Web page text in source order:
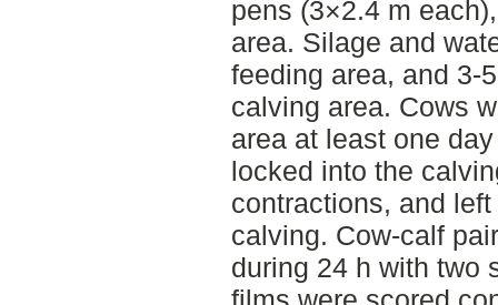
pens (3×2.4 m
area. Silage and
feeding area, and 3-
calving area. Cows
area at least one
locked into the
contractions, and
calving. Cow-calf
during 24 h with two